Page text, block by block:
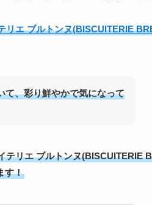
リエ ブルトンヌ(BISCUITERIE
て、彩り鮮やかで気になって
テリエ ブルトンヌ(BISCUITERIE
す！